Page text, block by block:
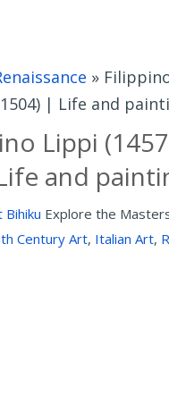
»
1504) | Life and
Lippi
and
Explore the
Century Art, Italian Art,